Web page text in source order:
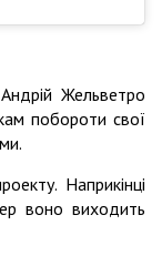
Жельветро
побороти свої
Наприкінці
воно виходить